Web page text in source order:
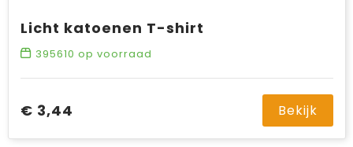
Licht katoenen T-shirt
395610 op voorraad
€ 3,44 Bekijk